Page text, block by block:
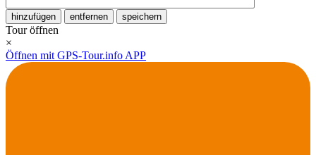
hinzufügen entfernen speichern
Tour öffnen
×
Öffnen mit GPS-Tour.info APP